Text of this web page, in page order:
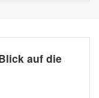
auf die